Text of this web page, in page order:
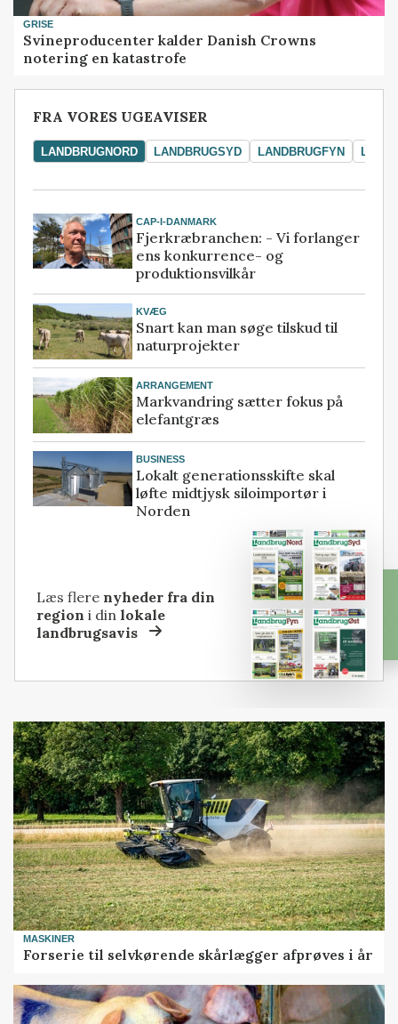
GRISE
Svineproducenter kalder Danish Crowns
notering en katastrofe
FRA VORES UGEAVISER
LANDBRUGNORD LANDBRUGSYD LANDBRUGFYN
CAP-I-DANMARK
Fjerkræbranchen: - Vi forlanger
ens konkurrence- og
produktionsvilkår
KVÆG
Snart kan man søge tilskud til
naturprojekter
ARRANGEMENT
Markvandring sætter fokus på
elefantgræs
BUSINESS
Lokalt generationsskifte skal
løfte midtjysk siloimportør i
Norden
Læs flere nyheder fra din
region i dinlokale
landbrugsavis
MASKINER
Forserie til selvkørende skårlægger afprøves i år